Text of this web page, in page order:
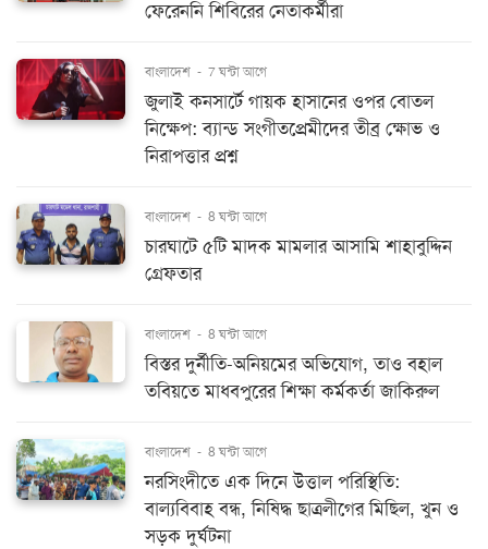
ফেরেননি শিবিরের নেতাকর্মীরা
বাংলাদেশ - 7 ঘন্টা আগে
জুলাই কনসার্টে গায়ক হাসানের ওপর বোতল
নিক্ষেপ: ব্যান্ড সংগীতপ্রেমীদের তীব্র ক্ষোভ ও
নিরাপত্তার প্রশ্ন
বাংলাদেশ - 8 ঘন্টা আগে
চারঘাটে ৫টি মাদক মামলার আসামি শাহাবুদ্দিন
গ্রেফতার
বাংলাদেশ - 8 ঘন্টা আগে
বিস্তর দুর্নীতি-অনিয়মের অভিযোগ, তাও বহাল
তবিয়তে মাধবপুরের শিক্ষা কর্মকর্তা জাকিরুল
বাংলাদেশ - 8 ঘন্টা আগে
নরসিংদীতে এক দিনে উত্তাল পরিস্থিতি:
বাল্যবিবাহ বন্ধ, নিষিদ্ধ ছাত্রলীগের মিছিল, খুন ও
সড়ক দুর্ঘটনা